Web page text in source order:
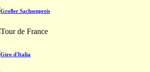
Großer Sachsenpreis
Tour de France
Giro d'Italia